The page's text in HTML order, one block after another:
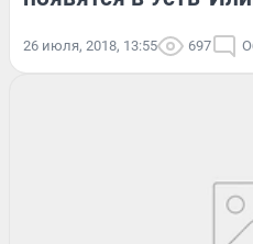
26 июля, 2018, 13:55 697